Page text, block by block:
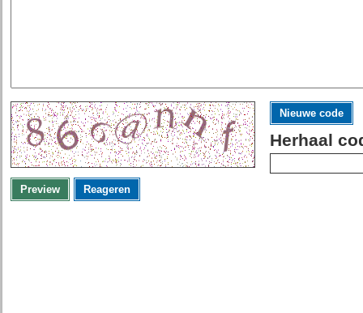
Nieuwe code
Herhaal
Preview Reageren